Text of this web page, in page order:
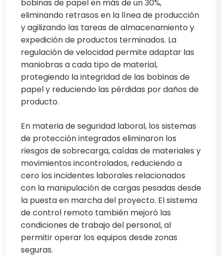
bobinas de papel en más de un 30%,
eliminando retrasos en la línea de producción
y agilizando las tareas de almacenamiento y
expedición de productos terminados. La
regulación de velocidad permite adaptar las
maniobras a cada tipo de material,
protegiendo la integridad de las bobinas de
papel y reduciendo las pérdidas por daños de
producto.
En materia de seguridad laboral, los sistemas
de protección integrados eliminaron los
riesgos de sobrecarga, caídas de materiales y
movimientos incontrolados, reduciendo a
cero los incidentes laborales relacionados
con la manipulación de cargas pesadas desde
la puesta en marcha del proyecto. El sistema
de control remoto también mejoró las
condiciones de trabajo del personal, al
permitir operar los equipos desde zonas
seguras.